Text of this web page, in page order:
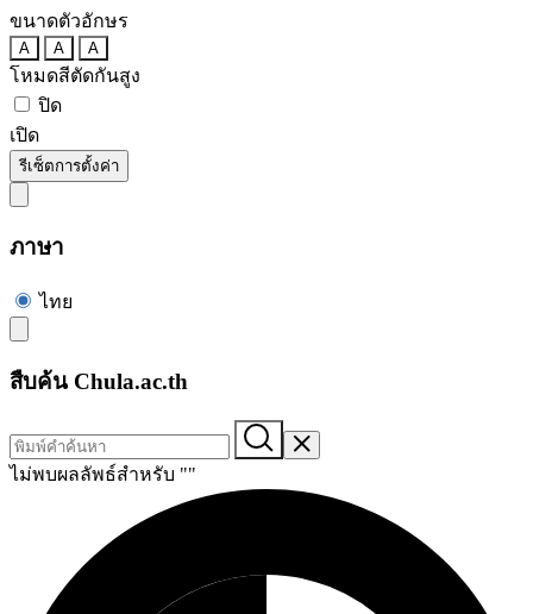
ขนาดตัวอักษร
A A A
โหมดสีตัดกันสูง
ปิด
เปิด
รีเซ็ตการตั้งค่า
ภาษา
ไทย
สืบค้น Chula.ac.th
ไม่พบผลลัพธ์สำหรับ ""